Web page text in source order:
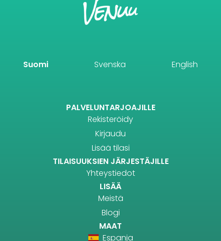
Suomi Svenska English
PALVELUNTARJOAJILLE
Rekisteröidy
Kirjaudu
Lisää tilasi
TILAISUUKSIEN JÄRJESTÄJILLE
Yhteystiedot
LISÄÄ
Meistä
Blogi
MAAT
Espanja